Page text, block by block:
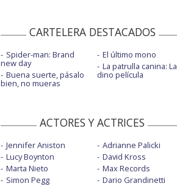
CARTELERA DESTACADOS
Spider-man: Brand
new day
Buena suerte, pásalo
bien, no mueras
El último mono
La patrulla canina: La
dino película
ACTORES Y ACTRICES
Jennifer Aniston
Lucy Boynton
Marta Nieto
Simon Pegg
Adrianne Palicki
David Kross
Max Records
Dario Grandinetti